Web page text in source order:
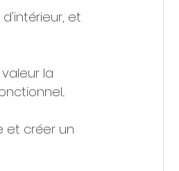
et
la
et créer un